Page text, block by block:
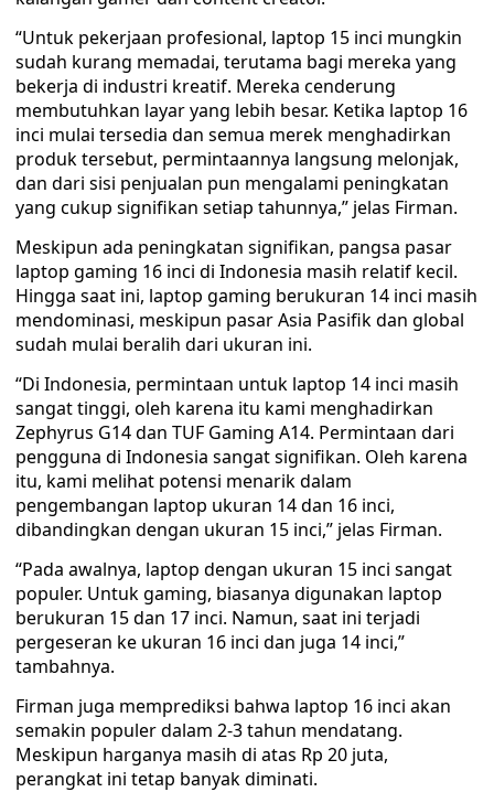
“Untuk pekerjaan profesional, laptop 15 inci mungkin
sudah kurang memadai, terutama bagi mereka yang
bekerja di industri kreatif. Mereka cenderung
membutuhkan layar yang lebih besar. Ketika laptop 16
inci mulai tersedia dan semua merek menghadirkan
produk tersebut, permintaannya langsung melonjak,
dan dari sisi penjualan pun mengalami peningkatan
yang cukup signifikan setiap tahunnya,” jelas Firman.
Meskipun ada peningkatan signifikan, pangsa pasar
laptop gaming 16 inci di Indonesia masih relatif kecil.
Hingga saat ini, laptop gaming berukuran 14 inci masih
mendominasi, meskipun pasar Asia Pasifik dan global
sudah mulai beralih dari ukuran ini.
“Di Indonesia, permintaan untuk laptop 14 inci masih
sangat tinggi, oleh karena itu kami menghadirkan
Zephyrus G14 dan TUF Gaming A14. Permintaan dari
pengguna di Indonesia sangat signifikan. Oleh karena
itu, kami melihat potensi menarik dalam
pengembangan laptop ukuran 14 dan 16 inci,
dibandingkan dengan ukuran 15 inci,” jelas Firman.
“Pada awalnya, laptop dengan ukuran 15 inci sangat
populer. Untuk gaming, biasanya digunakan laptop
berukuran 15 dan 17 inci. Namun, saat ini terjadi
pergeseran ke ukuran 16 inci dan juga 14 inci,”
tambahnya.
Firman juga memprediksi bahwa laptop 16 inci akan
semakin populer dalam 2-3 tahun mendatang.
Meskipun harganya masih di atas Rp 20 juta,
perangkat ini tetap banyak diminati.